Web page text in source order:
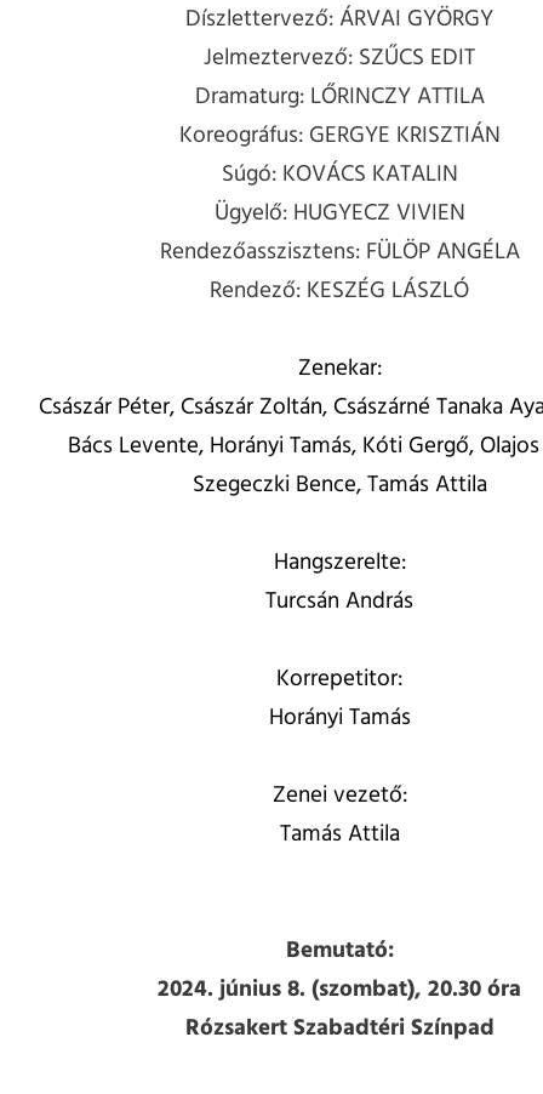
Díszlettervező: ÁRVAI GYÖRGY
Jelmeztervező: SZŰCS EDIT
Dramaturg: LŐRINCZY ATTILA
Koreográfus: GERGYE KRISZTIÁN
Súgó: KOVÁCS KATALIN
Ügyelő: HUGYECZ VIVIEN
Rendezőasszisztens: FÜLÖP ANGÉLA
Rendező: KESZÉG LÁSZLÓ
Zenekar:
Császár Péter, Császár Zoltán, Császárné Tanaka
Bács Levente, Horányi Tamás, Kóti Gergő,
Szegeczki Bence, Tamás Attila
Hangszerelte:
Turcsán András
Korrepetitor:
Horányi Tamás
Zenei vezető:
Tamás Attila
Bemutató:
2024. június 8. (szombat), 20.30 óra
Rózsakert Szabadtéri Színpad